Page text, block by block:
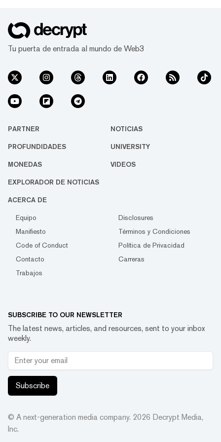
Tu puerta de entrada al mundo de Web3
PARTNER NOTICIAS
PROFUNDIDADES UNIVERSITY
MONEDAS VIDEOS
EXPLORADOR DE NOTICIAS
ACERCA DE
Equipo
Disclosures
Manifiesto
Términos y Condiciones
Code of Conduct
Política de Privacidad
Contacto
Carreras
Trabajos
SUBSCRIBE TO OUR NEWSLETTER
The latest news, articles, and resources, sent to your inbox
weekly.
Subscribe
© A next-generation media company. 2026 Decrypt Media,
Inc.